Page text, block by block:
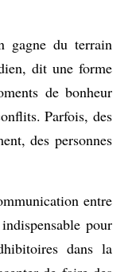
gagne du terrain
dit une forme
de bonheur
Parfois, des
des personnes
entre
pour
dans la